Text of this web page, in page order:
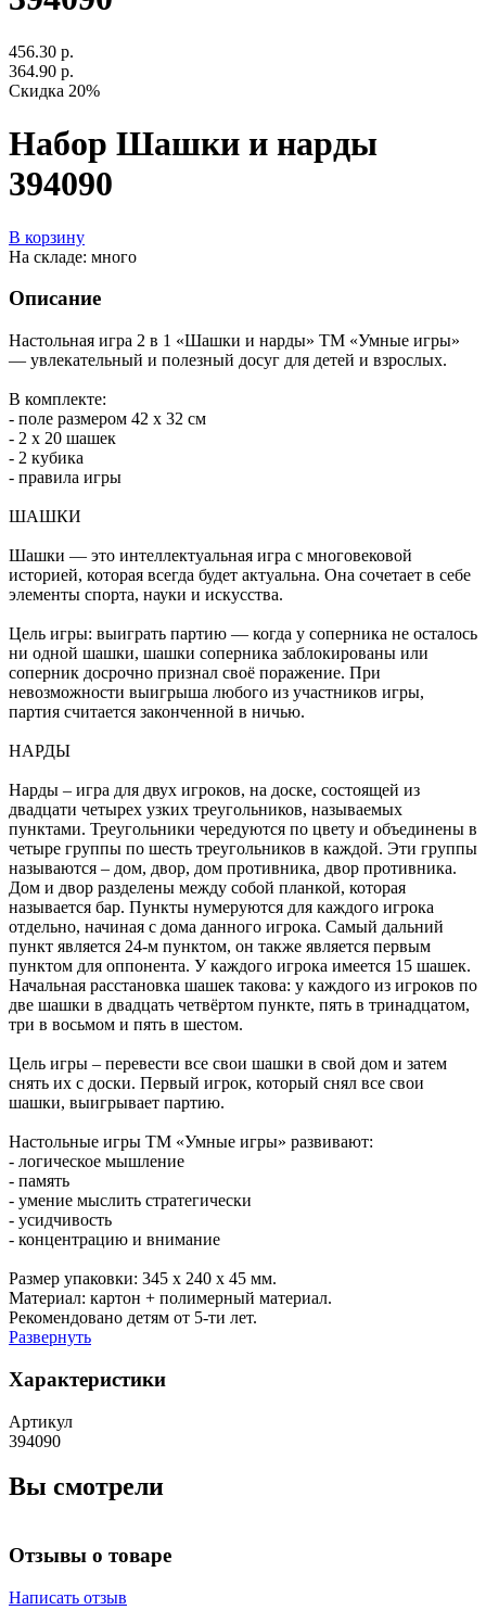
456.30 р.
364.90 р.
Скидка 20%
Набор Шашки и нарды
394090
В корзину
На складе: много
Описание
Настольная игра 2 в 1 «Шашки и нарды» ТМ «Умные игры»
— увлекательный и полезный досуг для детей и взрослых.
В комплекте:
- поле размером 42 х 32 см
- 2 х 20 шашек
- 2 кубика
- правила игры
ШАШКИ
Шашки — это интеллектуальная игра с многовековой
историей, которая всегда будет актуальна. Она сочетает в себе
элементы спорта, науки и искусства.
Цель игры: выиграть партию — когда у соперника не осталось
ни одной шашки, шашки соперника заблокированы или
соперник досрочно признал своё поражение. При
невозможности выигрыша любого из участников игры,
партия считается законченной в ничью.
НАРДЫ
Нарды – игра для двух игроков, на доске, состоящей из
двадцати четырех узких треугольников, называемых
пунктами. Треугольники чередуются по цвету и объединены в
четыре группы по шесть треугольников в каждой. Эти группы
называются – дом, двор, дом противника, двор противника.
Дом и двор разделены между собой планкой, которая
называется бар. Пункты нумеруются для каждого игрока
отдельно, начиная с дома данного игрока. Самый дальний
пункт является 24-м пунктом, он также является первым
пунктом для оппонента. У каждого игрока имеется 15 шашек.
Начальная расстановка шашек такова: у каждого из игроков по
две шашки в двадцать четвёртом пункте, пять в тринадцатом,
три в восьмом и пять в шестом.
Цель игры – перевести все свои шашки в свой дом и затем
снять их с доски. Первый игрок, который снял все свои
шашки, выигрывает партию.
Настольные игры ТМ «Умные игры» развивают:
- логическое мышление
- память
- умение мыслить стратегически
- усидчивость
- концентрацию и внимание
Размер упаковки: 345 x 240 x 45 мм.
Материал: картон + полимерный материал.
Рекомендовано детям от 5-ти лет.
Развернуть
Характеристики
Артикул
394090
Вы смотрели
Отзывы о товаре
Написать отзыв